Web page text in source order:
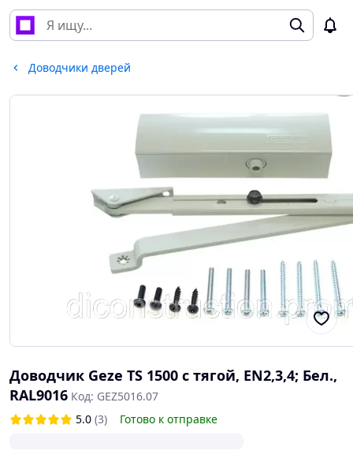
Доводчики дверей
Доводчик Geze TS 1500 с тягой, EN2,3,4; Бел.,
RAL9016 Код: GEZ5016.07
5.0 (3) Готово к отправке